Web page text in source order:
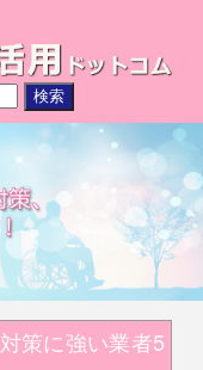
策に強い業者5